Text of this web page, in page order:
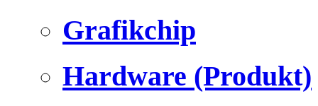
Grafikchip
Hardware (Produkt)